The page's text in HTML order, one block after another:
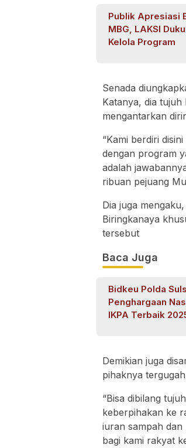
Publik Apresiasi
MBG, LAKSI
Kelola Program
Senada
Katanya, dia
mengantarkan
“Kami berdiri
dengan program
adalah
ribuan pejuang
Dia juga
Biringkanaya
tersebut
Baca Juga
Bidkeu Polda
Penghargaan
IKPA Terbaik
Demikian juga
pihaknya
“Bisa dibilang
keberpihakan ke
iuran sampah
bagi kami rakyat